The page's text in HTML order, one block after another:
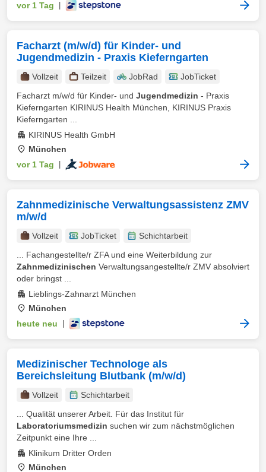
vor 1 Tag
Facharzt (m/w/d) für Kinder- und
Jugendmedizin - Praxis Kieferngarten
Vollzeit Teilzeit JobRad
JobTicket
Facharzt m/w/d für Kinder- und Jugendmedizin - Praxis
Kieferngarten KIRINUS Health München, KIRINUS Praxis
Kieferngarten ...
KIRINUS Health GmbH
München
vor 1 Tag
Zahnmedizinische Verwaltungsassistenz ZMV
m/w/d
Vollzeit JobTicket
Schichtarbeit
... Fachangestellte/r ZFA und eine Weiterbildung zur
Zahnmedizinischen Verwaltungsangestellte/r ZMV absolviert
oder bringst ...
Lieblings-Zahnarzt München
München
heute neu
Medizinischer Technologe als
Bereichsleitung Blutbank (m/w/d)
Vollzeit
Schichtarbeit
... Qualität unserer Arbeit. Für das Institut für
Laboratoriumsmedizin suchen wir zum nächstmöglichen
Zeitpunkt eine Ihre ...
Klinikum Dritter Orden
München